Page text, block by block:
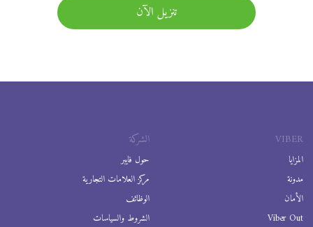
تنزيل الآن
VIBER
المزايا
مدونة
الأمان
Viber Out
الشركة
حول فايبر
مركز العلامات التجارية
الوظائف
الشروط والسياسات